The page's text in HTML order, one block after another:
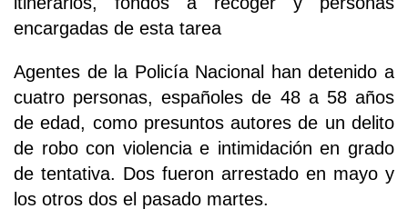
encargadas de esta tarea
Agentes de la Policía Nacional han detenido a
cuatro personas, españoles de 48 a 58 años
de edad, como presuntos autores de un delito
de robo con violencia e intimidación en grado
de tentativa. Dos fueron arrestado en mayo y
los otros dos el pasado martes.